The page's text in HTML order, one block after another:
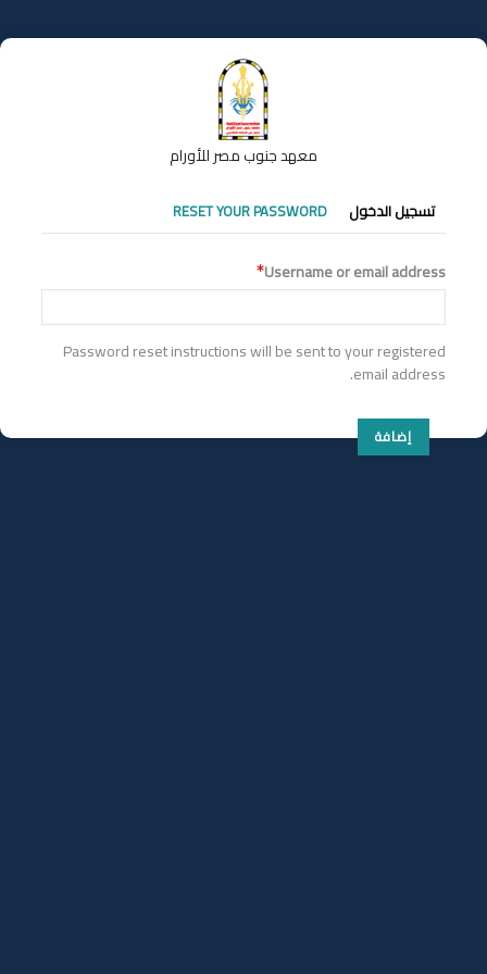
إلى
المحتوى
معهد جنوب مصر للأورام
التبويبات
الأساسية
تسجيل الدخول RESET YOUR PASSWORD
Username or email address
Password reset instructions will be sent to your registered
email address.